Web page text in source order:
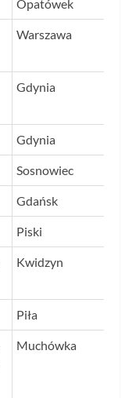
Opatówek
Warszawa
Gdynia
Gdynia
Sosnowiec
Gdańsk
Piski
Kwidzyn
Piła
Muchówka